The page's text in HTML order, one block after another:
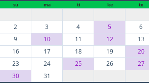
su ma ti ke to
2
3 4 5 6
9
10 11 12 13
16
17 18 19 20
23
24 25 26 27
30
31